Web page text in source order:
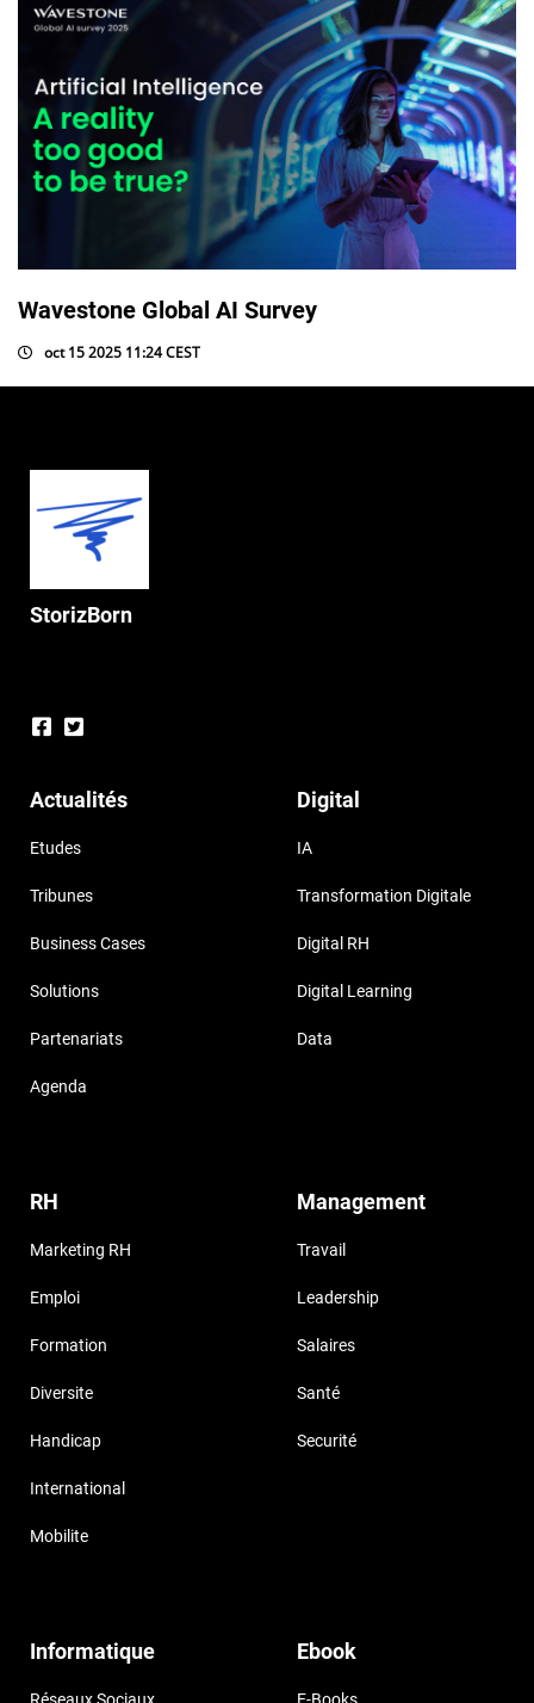
Wavestone Global AI Survey
oct 15 2025 11:24 CEST
StorizBorn
Actualités
Etudes
Tribunes
Business Cases
Solutions
Partenariats
Agenda
Digital
IA
Transformation Digitale
Digital RH
Digital Learning
Data
RH
Marketing RH
Emploi
Formation
Diversite
Handicap
International
Mobilite
Management
Travail
Leadership
Salaires
Santé
Securité
Informatique Ebook